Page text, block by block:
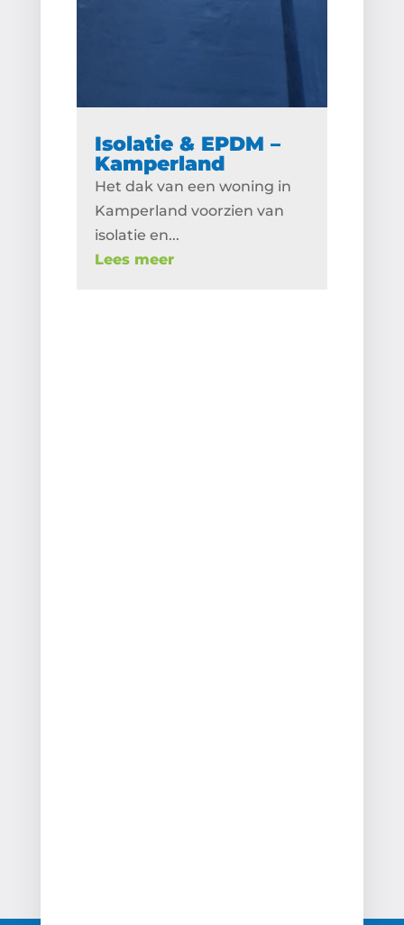
Isolatie & EPDM –
Kamperland
Het dak van een woning in
Kamperland voorzien van
isolatie en...
Lees meer